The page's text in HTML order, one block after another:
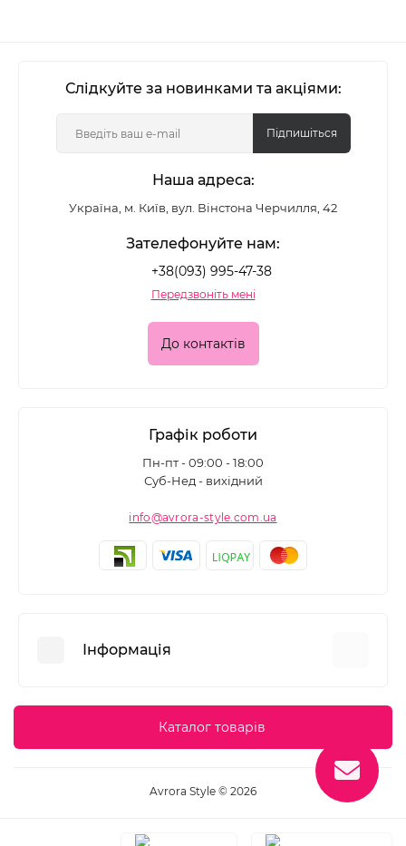
Слідкуйте за новинками та акціями:
Підпишіться
Наша адреса:
Україна, м. Київ, вул. Вінстона Черчилля, 42
Зателефонуйте нам:
+38(093) 995-47-38
Передзвоніть мені
До контактів
Графік роботи
Пн-пт - 09:00 - 18:00
Суб-Нед - вихідний
info@avrora-style.com.ua
Інформація
Угода користувача
Повернення товару
Каталог товарів
Avrora Style © 2026